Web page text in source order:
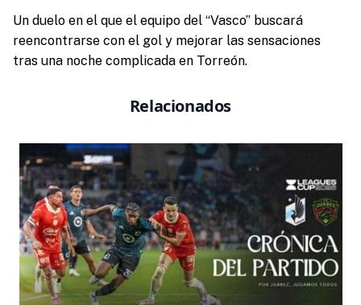
Un duelo en el que el equipo del “Vasco” buscará
reencontrarse con el gol y mejorar las sensaciones
tras una noche complicada en Torreón.
Relacionados